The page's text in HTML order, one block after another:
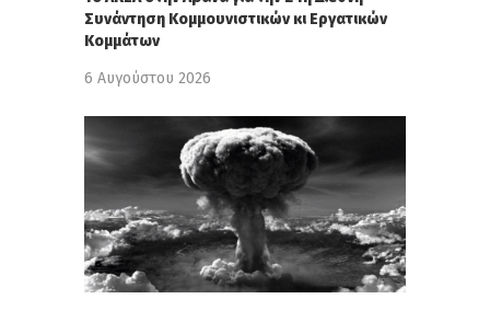
Συνάντηση Κομμουνιστικών κι Εργατικών
Κομμάτων
6 Αυγούστου 2026